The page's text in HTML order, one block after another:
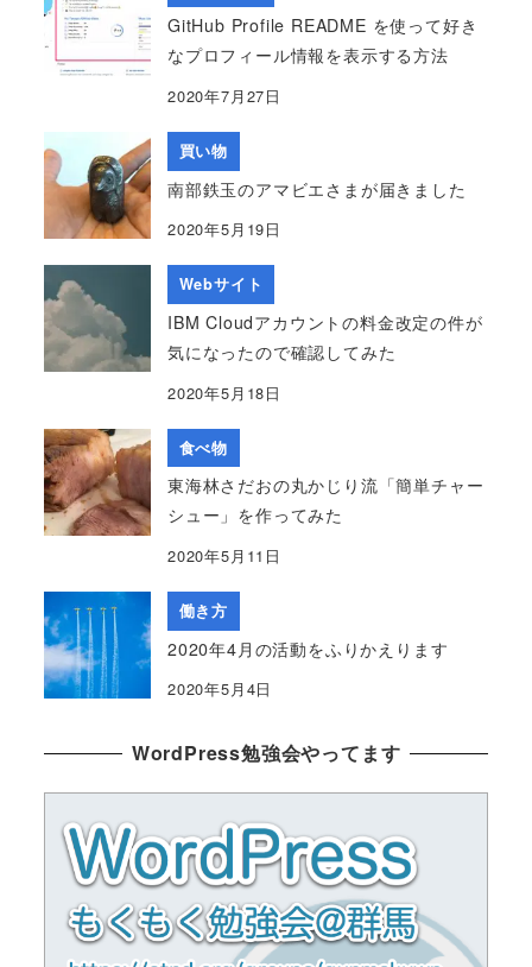
GitHub Profile README を使って好き
なプロフィール情報を表示する方法
2020年7月27日
買い物
南部鉄玉のアマビエさまが届きました
2020年5月19日
Webサイト
IBM Cloudアカウントの料金改定の件が
気になったので確認してみた
2020年5月18日
食べ物
東海林さだおの丸かじり流「簡単チャー
シュー」を作ってみた
2020年5月11日
働き方
2020年4月の活動をふりかえります
2020年5月4日
WordPress勉強会やってます